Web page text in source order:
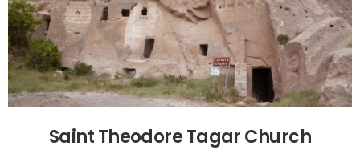
Saint Theodore Tagar Church